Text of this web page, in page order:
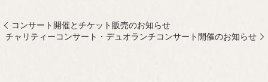
コンサート開催とチケット販売のお知らせ
チャリティーコンサート・デュオランチコンサート開催のお知らせ